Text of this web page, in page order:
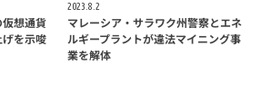
仮想通貨
を示唆
2023.8.2
マレーシア・サラワク州警察とエネ
ルギープラントが違法マイニング事
業を解体